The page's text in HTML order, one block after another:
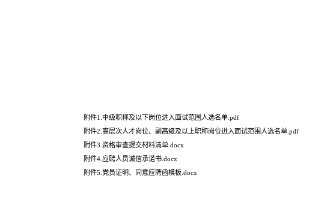
附件1.中级职称及以下岗位进入面试范围人选名单.pdf
附件2.高层次人才岗位、副高级及以上职称岗位进入面试范围人选名单.pdf
附件3.资格审查提交材料清单.docx
附件4.应聘人员诚信承诺书.docx
附件5.党员证明、同意应聘函模板.docx